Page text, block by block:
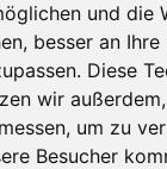
und die
besser an
Diese
wir
um zu
Besucher
Meine Blogs
Newsletter
Newsletter